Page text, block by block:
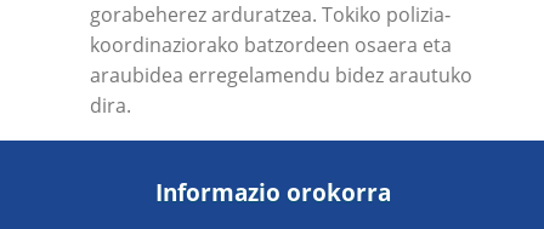
gorabeherez arduratzea. Tokiko polizia‐
koordinaziorako batzordeen osaera eta
araubidea erregelamendu bidez arautuko
dira.
Informazio orokorra